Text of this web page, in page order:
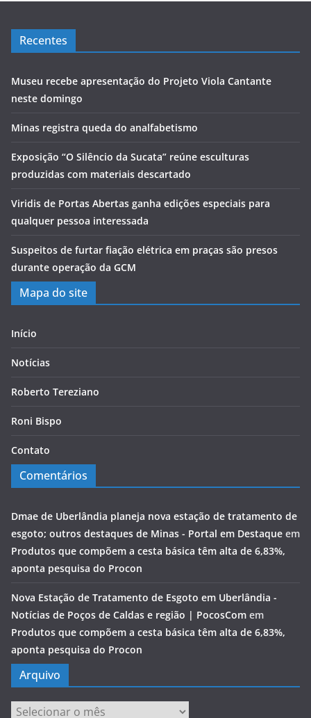
Recentes
Museu recebe apresentação do Projeto Viola Cantante
neste domingo
Minas registra queda do analfabetismo
Exposição “O Silêncio da Sucata” reúne esculturas
produzidas com materiais descartado
Viridis de Portas Abertas ganha edições especiais para
qualquer pessoa interessada
Suspeitos de furtar fiação elétrica em praças são presos
durante operação da GCM
Mapa do site
Início
Notícias
Roberto Tereziano
Roni Bispo
Contato
Comentários
Dmae de Uberlândia planeja nova estação de tratamento de
esgoto; outros destaques de Minas - Portal em Destaque em
Produtos que compõem a cesta básica têm alta de 6,83%,
aponta pesquisa do Procon
Nova Estação de Tratamento de Esgoto em Uberlândia -
Notícias de Poços de Caldas e região | PocosCom em
Produtos que compõem a cesta básica têm alta de 6,83%,
aponta pesquisa do Procon
Arquivo
Arquivo